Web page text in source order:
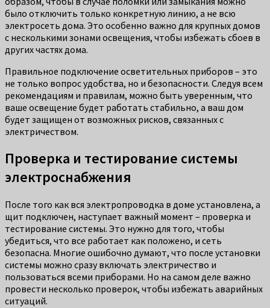
было отключить только конкретную линию, а не всю
электросеть дома. Это особенно важно для крупных домов
с несколькими зонами освещения, чтобы избежать сбоев в
других частях дома.
Правильное подключение осветительных приборов – это
не только вопрос удобства, но и безопасности. Следуя всем
рекомендациям и правилам, можно быть уверенным, что
ваше освещение будет работать стабильно, а ваш дом
будет защищен от возможных рисков, связанных с
электричеством.
Проверка и тестирование системы
электроснабжения
После того как вся электропроводка в доме установлена, а
щит подключен, наступает важный момент – проверка и
тестирование системы. Это нужно для того, чтобы
убедиться, что все работает как положено, и сеть
безопасна. Многие ошибочно думают, что после установки
системы можно сразу включать электричество и
пользоваться всеми приборами. Но на самом деле важно
провести несколько проверок, чтобы избежать аварийных
ситуаций.